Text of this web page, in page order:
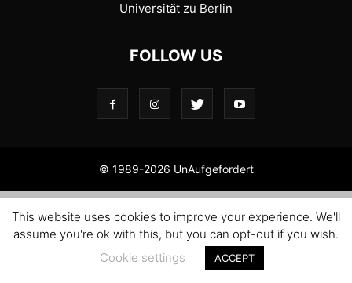
Universität zu Berlin
FOLLOW US
© 1989-2026 UnAufgefordert
This website uses cookies to improve your experience. We'll
assume you're ok with this, but you can opt-out if you wish.
Cookie settings
ACCEPT